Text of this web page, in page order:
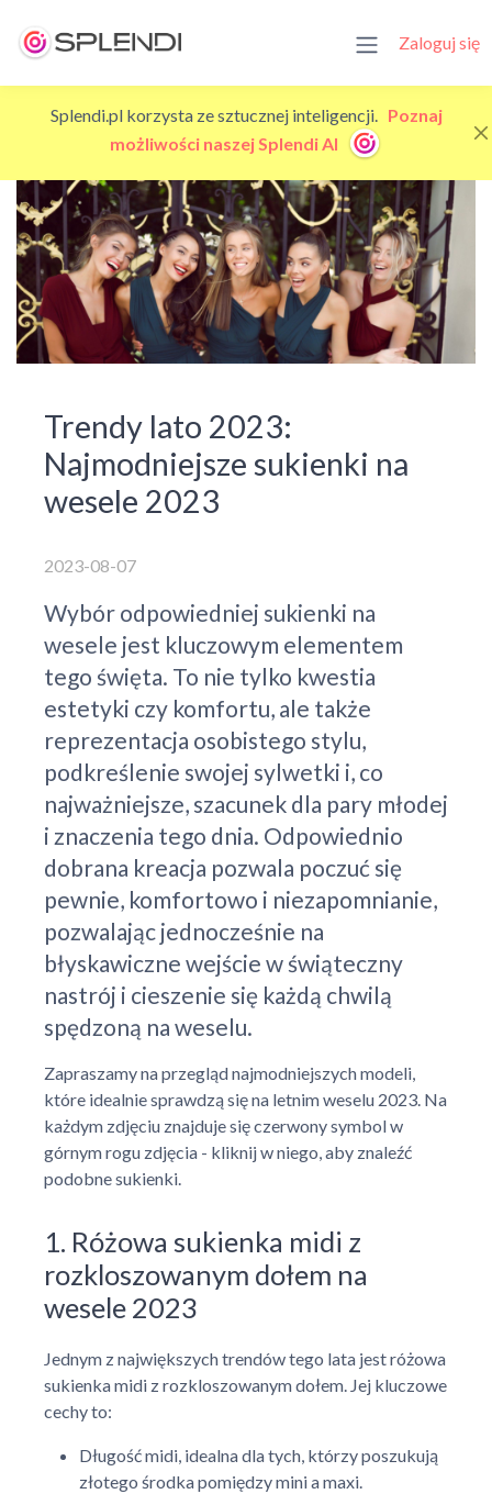
Zaloguj się
Splendi.pl korzysta ze sztucznej inteligencji. Poznaj
możliwości naszej Splendi AI
Trendy lato 2023:
Najmodniejsze sukienki na
wesele 2023
2023-08-07
Wybór odpowiedniej sukienki na
wesele jest kluczowym elementem
tego święta. To nie tylko kwestia
estetyki czy komfortu, ale także
reprezentacja osobistego stylu,
podkreślenie swojej sylwetki i, co
najważniejsze, szacunek dla pary młodej
i znaczenia tego dnia. Odpowiednio
dobrana kreacja pozwala poczuć się
pewnie, komfortowo i niezapomnianie,
pozwalając jednocześnie na
błyskawiczne wejście w świąteczny
nastrój i cieszenie się każdą chwilą
spędzoną na weselu.
Zapraszamy na przegląd najmodniejszych modeli,
które idealnie sprawdzą się na letnim weselu 2023. Na
każdym zdjęciu znajduje się czerwony symbol w
górnym rogu zdjęcia - kliknij w niego, aby znaleźć
podobne sukienki.
1. Różowa sukienka midi z
rozkloszowanym dołem na
wesele 2023
Jednym z największych trendów tego lata jest różowa
sukienka midi z rozkloszowanym dołem. Jej kluczowe
cechy to:
Długość midi, idealna dla tych, którzy poszukują
złotego środka pomiędzy mini a maxi.